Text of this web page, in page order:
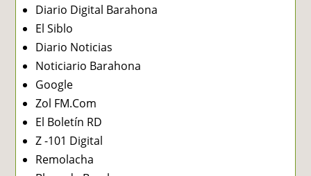
Diario Digital Barahona
El Siblo
Diario Noticias
Noticiario Barahona
Google
Zol FM.Com
El Boletín RD
Z -101 Digital
Remolacha